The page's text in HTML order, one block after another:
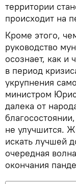
территории
происходит на
Кроме этого,
руководство
осознает, как
в период
укрупнения
министром
далека от
не улучшится.
искать лучшей
очередная
окончания